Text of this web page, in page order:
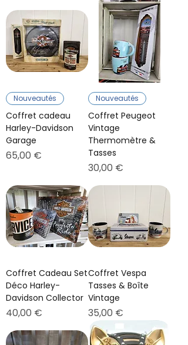
Nouveautés
Coffret cadeau
Harley-Davidson
Garage
Prix
65,00 €
Nouveautés
Coffret Peugeot
Vintage
Thermomètre &
Tasses
Prix
30,00 €
Coffret Cadeau Set
Déco Harley-
Davidson Collector
Prix
40,00 €
Coffret Vespa
Tasses & Boîte
Vintage
Prix
35,00 €